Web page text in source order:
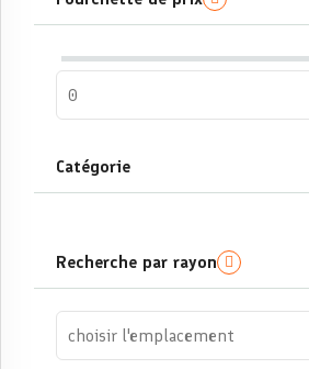
Catégorie
Recherche par rayon